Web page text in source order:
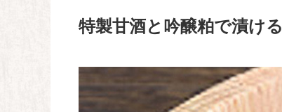
特製甘酒と吟醸粕で漬ける